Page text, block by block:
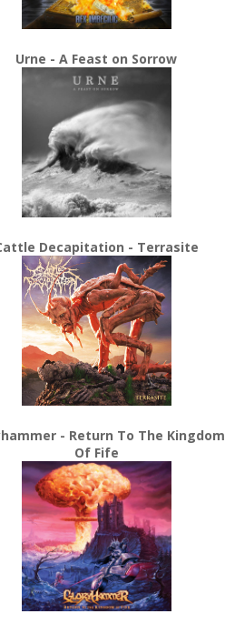
Urne - A Feast on Sorrow
Decapitation - Terrasite
- Return To The Kingdom
Of Fife